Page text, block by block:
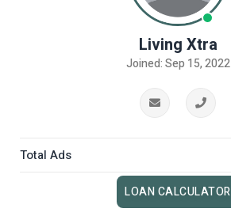
Living Xtra
Joined: Sep 15, 2022
Total Ads
LOAN CALCULATOR